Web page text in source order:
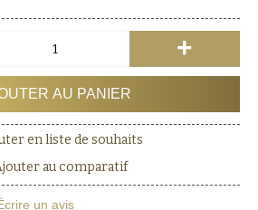
+
AU PANIER
en liste de souhaits
au comparatif
un avis